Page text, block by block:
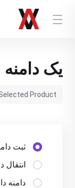
یک دامنه
Product:
ثبت
انتقال
دامنه